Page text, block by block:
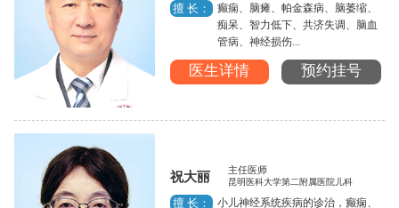
擅 长：
癫痫、脑瘫、帕金森病、脑萎缩、
痴呆、智力低下、共济失调、脑血
管病、神经损伤...
医生详情 预约挂号
祝大丽 主任医师
昆明医科大学第二附属医院儿科
擅 长：
小儿神经系统疾病的诊治，癫痫、